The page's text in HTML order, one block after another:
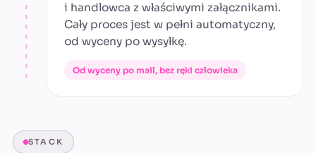
i handlowca z właściwymi załącznikami.
Cały proces jest w pełni automatyczny,
od wyceny po wysyłkę.
Od wyceny po mail, bez ręki człowieka
STACK